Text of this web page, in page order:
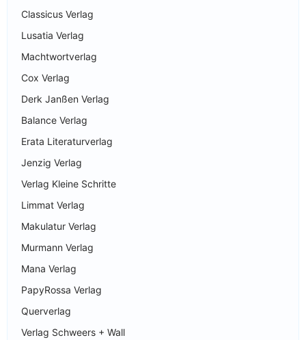
Classicus Verlag
Lusatia Verlag
Machtwortverlag
Cox Verlag
Derk Janßen Verlag
Balance Verlag
Erata Literaturverlag
Jenzig Verlag
Verlag Kleine Schritte
Limmat Verlag
Makulatur Verlag
Murmann Verlag
Mana Verlag
PapyRossa Verlag
Querverlag
Verlag Schweers + Wall